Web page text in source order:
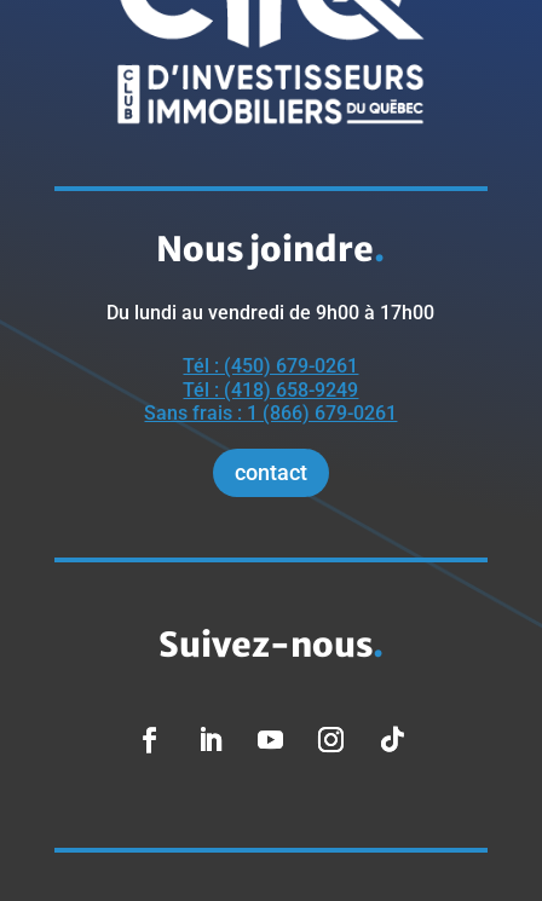
Nous joindre.
Du lundi au vendredi de 9h00 à 17h00
Tél : (450) 679-0261
Tél : (418) 658-9249
Sans frais : 1 (866) 679-0261
contact
Suivez-nous.